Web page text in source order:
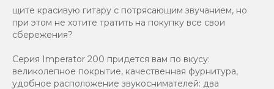
щите красивую гитару с потрясающим звучанием, но
при этом не хотите тратить на покупку все свои
сбережения?
Серия Imperator 200 придется вам по вкусу:
великолепное покрытие, качественная фурнитура,
удобное расположение звукоснимателей: два